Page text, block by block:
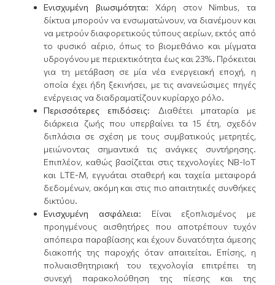
Ενισχυμένη βιωσιμότητα: Χάρη στον Nimbus, τα
δίκτυα μπορούν να ενσωματώνουν, να διανέμουν και
να μετρούν διαφορετικούς τύπους αερίων, εκτός από
το φυσικό αέριο, όπως το βιομεθάνιο και μίγματα
υδρογόνου με περιεκτικότητα έως και 23%. Πρόκειται
για τη μετάβαση σε μία νέα ενεργειακή εποχή, η
οποία έχει ήδη ξεκινήσει, με τις ανανεώσιμες πηγές
ενέργειας να διαδραματίζουν κυρίαρχο ρόλο.
Περισσότερες επιδόσεις: Διαθέτει μπαταρία με
διάρκεια ζωής που υπερβαίνει τα 15 έτη, σχεδόν
διπλάσια σε σχέση με τους συμβατικούς μετρητές,
μειώνοντας σημαντικά τις ανάγκες συντήρησης.
Επιπλέον, καθώς βασίζεται στις τεχνολογίες NB-IoT
και LTE-M, εγγυάται σταθερή και ταχεία μεταφορά
δεδομένων, ακόμη και στις πιο απαιτητικές συνθήκες
δικτύου.
Ενισχυμένη ασφάλεια: Είναι εξοπλισμένος με
προηγμένους αισθητήρες που αποτρέπουν τυχόν
απόπειρα παραβίασης και έχουν δυνατότητα άμεσης
διακοπής της παροχής όταν απαιτείται. Επίσης, η
πολυαισθητηριακή του τεχνολογία επιτρέπει τη
συνεχή παρακολούθηση της πίεσης και της